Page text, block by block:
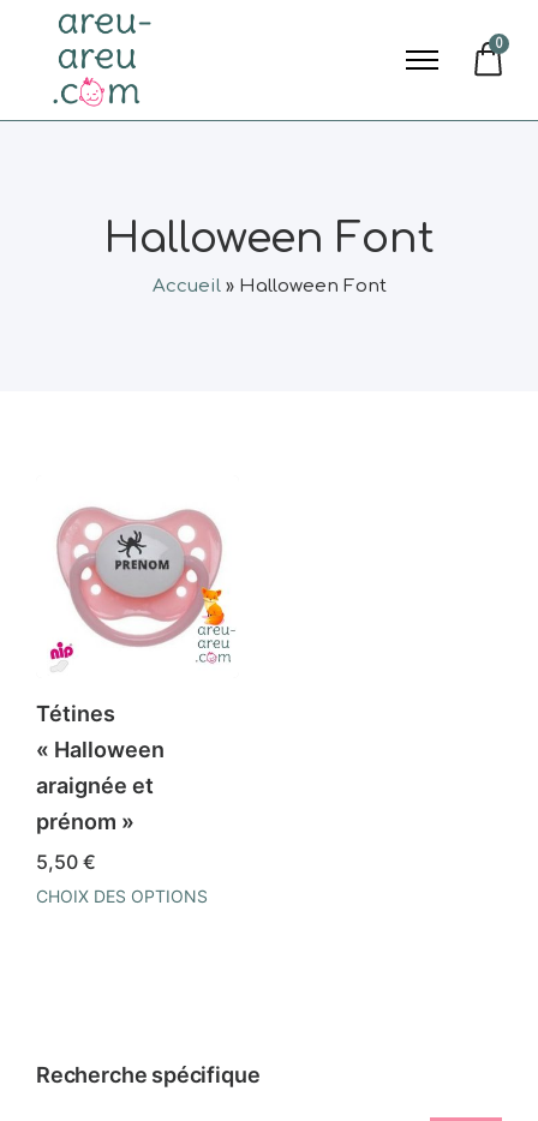
0
Halloween Font
Accueil» Halloween Font
Tétines
« Halloween
araignée et
prénom »
5,50 €
CHOIX DES OPTIONS
variations.
Recherche spécifique